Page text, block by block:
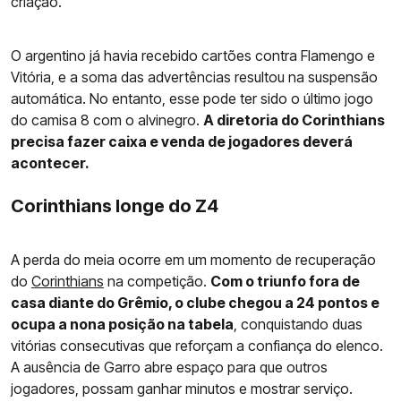
O argentino já havia recebido cartões contra Flamengo e
Vitória, e a soma das advertências resultou na suspensão
automática. No entanto, esse pode ter sido o último jogo
do camisa 8 com o alvinegro. A diretoria do Corinthians
precisa fazer caixa e venda de jogadores deverá
acontecer.
Corinthians longe do Z4
A perda do meia ocorre em um momento de recuperação
do Corinthians na competição. Com o triunfo fora de
casa diante do Grêmio, o clube chegou a 24 pontos e
ocupa a nona posição na tabela , conquistando duas
vitórias consecutivas que reforçam a confiança do elenco.
A ausência de Garro abre espaço para que outros
jogadores, possam ganhar minutos e mostrar serviço.